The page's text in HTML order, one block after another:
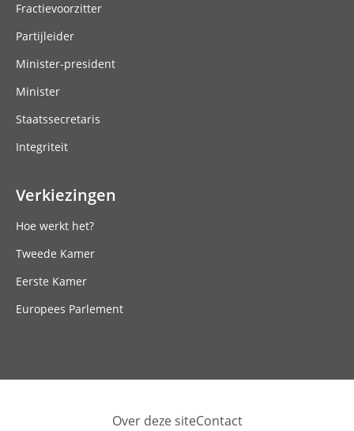
Fractievoorzitter
Partijleider
Minister-president
Minister
Staatssecretaris
Integriteit
Verkiezingen
Hoe werkt het?
Tweede Kamer
Eerste Kamer
Europees Parlement
Over deze siteContact